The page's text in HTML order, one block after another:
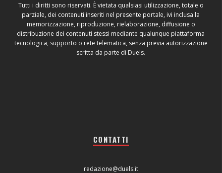
Tutti i diritti sono riservati. È vietata qualsiasi utilizzazione, totale o
parziale, dei contenuti inseriti nel presente portale, ivi inclusa la
memorizzazione, riproduzione, rielaborazione, diffusione o
distribuzione dei contenuti stessi mediante qualunque piattaforma
tecnologica, supporto o rete telematica, senza previa autorizzazione
scritta da parte di Duels.
CONTATTI
redazione@duels.it